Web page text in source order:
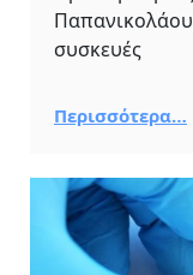
συσκευές
Περισσότερα…